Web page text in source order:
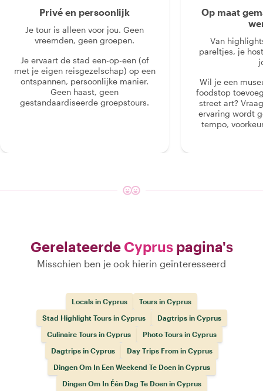
Privé en persoonlijk
Je tour is alleen voor jou. Geen
vreemden, geen groepen.
Je ervaart de stad een-op-een (of
met je eigen reisgezelschap) op een
ontspannen, persoonlijke manier.
Geen haast, geen
gestandaardiseerde groepstours.
Op maat
Van
pareltjes, je
Wil je een
foodstop
street art?
ervaring wordt
tempo,
Gerelateerde Cypruspagina's
Misschien ben je ook hierin geïnteresseerd
Locals in Cyprus
Tours in Cyprus
Stad Highlight Tours in Cyprus
Dagtrips in Cyprus
Culinaire Tours in Cyprus
Photo Tours in Cyprus
Dagtrips in Cyprus
Day Trips From in Cyprus
Dingen Om In Een Weekend Te Doen in Cyprus
Dingen Om In Één Dag Te Doen in Cyprus